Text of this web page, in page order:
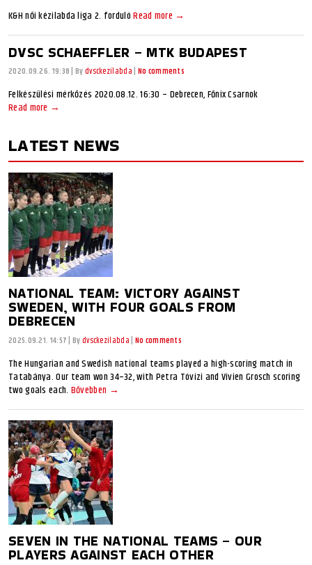
K&H női kézilabda liga 2. fordulóRead more →
DVSC SCHAEFFLER – MTK BUDAPEST
2020.09.26. 19:38 Bydvsckezilabda No comments
Felkészülési mérkőzés 2020.08.12. 16:30 – Debrecen, Főnix Csarnok
Read more →
LATEST NEWS
NATIONAL TEAM: VICTORY AGAINST
SWEDEN, WITH FOUR GOALS FROM
DEBRECEN
2025.09.21. 14:57 Bydvsckezilabda No comments
The Hungarian and Swedish national teams played a high-scoring match in
Tatabánya. Our team won 34–32, with Petra Tóvizi and Vivien Grosch scoring
two goals each. Bővebben →
SEVEN IN THE NATIONAL TEAMS – OUR
PLAYERS AGAINST EACH OTHER